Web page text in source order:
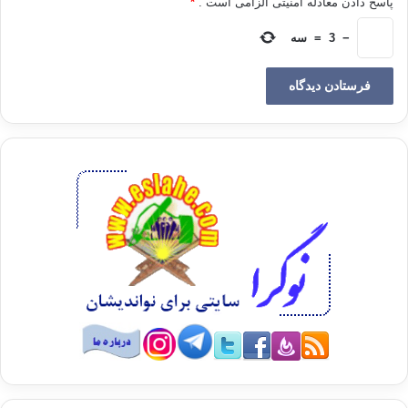
خاطرات این روز میمون را تازه می کنیم، مژده ها و تأیید های اهل
حق و پیروان شان و آن چه دلهای مومنان را از اساسات ایمانی پر
می سازد، به یاد می آوریم. منظره نجات مؤمنان را به سرکردگی
سیدنا موسی علیه السلام یاد آور می شویم؛ آنگاه که از ترس فرعون
و لشکریان ستمگر او و بخاطر حفظ دین و عقیده شان فرار کرده و
وَإِنَّهُمْ لَنَا لَغَائِظُونَ (۵۵) وَإِنَّا لَجَمِیعٌ حَاذِرُونَ (۵۶) فَأَخْرَجْنَاهُمْ مِنْ جَنَّاتٍ
وَعُیُونٍ (۵۷) وَکُنُوزٍ وَمَقَامٍ کَرِیمٍ (۵۸) کَذَلِکَ وَأَوْرَثْنَاهَا بَنِی إِسْرَائِیلَ
(۵۹). ما به موسی وحی کردیم که شبانه بندگان ( مؤمن بنی اسرائیل
) مرا ( از مصر ) کوچ بده. شما حتماً تعقیب می شوید ( و فرعون و
فرعونیان برای دستگیری شما دنبالتان می کنند ). ( توسّط
جاسوسان خبر به دربار رسید که موسی و بنی اسرائیل در صدد کوچ
به سرزمین دیگری هستند ) پس فرعون ( مأمورانی ) به شهرها
مأموران دستور داد و گفت : به اهالی شهرها بگوئید: ) اینها ( که قصد
−
3
= سه